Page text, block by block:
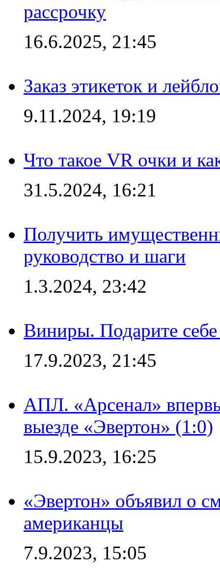
рассрочку
16.6.2025, 21:45
Заказ этикеток и
9.11.2024, 19:19
Что такое VR очки и
31.5.2024, 16:21
Получить
руководство и шаги
1.3.2024, 23:42
Виниры. Подарите
17.9.2023, 21:45
АПЛ. «Арсенал»
выезде «Эвертон» (1:0)
15.9.2023, 16:25
«Эвертон» объявил о
американцы
7.9.2023, 15:05